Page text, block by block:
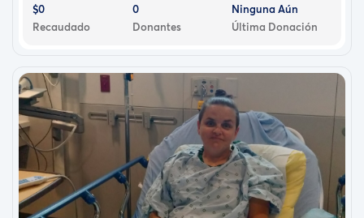
$0
Recaudado
0
Donantes
Ninguna Aún
Última Donación